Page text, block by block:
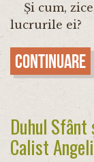
Și cum,
lucrurile ei?
Continuare
Duhul
Calist